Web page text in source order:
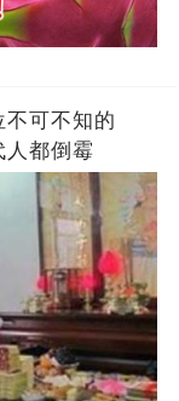
可不知的
人都倒霉